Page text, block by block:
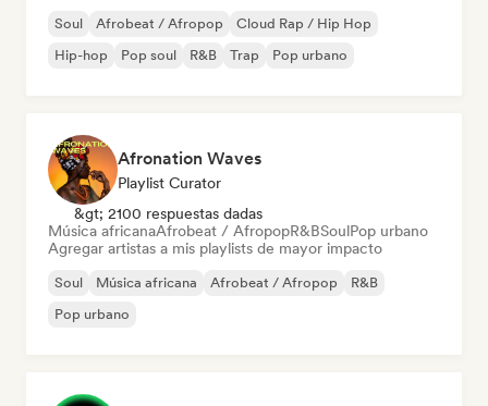
Soul Afrobeat / Afropop
Cloud Rap / Hip Hop
Hip-hop
Pop soul R&B Trap Pop urbano
Afronation Waves
Playlist Curator
&gt; 2100 respuestas dadas
Música africanaAfrobeat / AfropopR&BSoulPop urbano
Agregar artistas a mis playlists de mayor impacto
Soul Música africana Afrobeat / Afropop
R&B
Pop urbano